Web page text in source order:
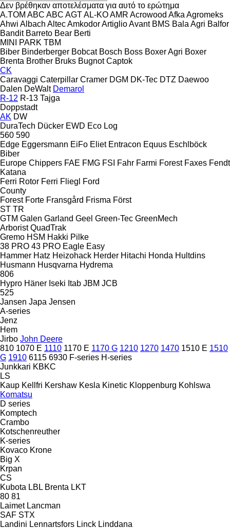
Δεν βρέθηκαν αποτελέσματα για αυτό το ερώτημα
A.TOM ABC ABC AGTAL-KOAMR Acrowood Afka Agromeks
Ahwi Albach AltecAmkodorArtiglioAvant BMS Bala Agri Balfor
Bandit Barreto Bear Berti
MINI
PARK TBM
Biber Binderberger Bobcat Bosch Boss Boxer Agri Boxer
Brenta Brother Bruks Bugnot Captok
CK
Caravaggi Caterpillar Cramer DGM DK-Tec DTZ Daewoo
Dalen DeWalt Demarol
R-12 R-13 Tajga
Doppstadt
AK DW
DuraTech Dücker EWD Eco Log
560 590
Edge Eggersmann EiFo Eliet Entracon Equus Eschlböck
Biber
Europe Chippers FAE FMG FSI Fahr Farmi Forest Faxes Fendt
Katana
Ferri Rotor Ferri Fliegl
Ford
County
Forest Forte Fransgård Frisma Först
ST TR
GTM Galen Garland Geel Green-Tec GreenMech
Arborist QuadTrak
Gremo HSM Hakki Pilke
38 PRO 43 PRO Eagle Easy
Hammer Hatz Heizohack Herder Hitachi Honda Hultdins
Husmann Husqvarna Hydrema
806
Hypro Häner Iseki Itab JBM JCB
525
Jansen Japa Jensen
A-series
Jenz
Hem
Jirbo John Deere
810 1070 E 1110 1170 E 1170 G 1210 1270 1470 1510 E 1510
G 1910 6115 6930 F-series H-series
Junkkari KBKC
LS
Kaup Kellfri Kershaw Kesla Kinetic Kloppenburg Kohlswa
Komatsu
D series
Komptech
Crambo
Kotschenreuther
K-series
Kovaco Krone
Big X
Krpan
CS
Kubota LBL Brenta LKT
80 81
Laimet Lancman
SAF STX
Landini Lennartsfors Linck Linddana